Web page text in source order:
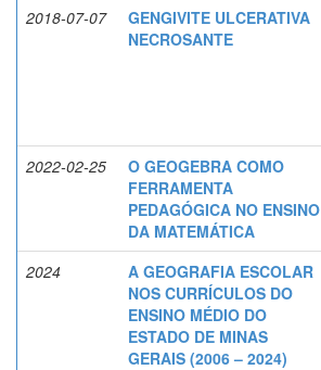
2018-07-07
GENGIVITE ULCERATIVA
NECROSANTE
2022-02-25
O GEOGEBRA COMO
FERRAMENTA
PEDAGÓGICA NO ENSINO
DA MATEMÁTICA
2024
A GEOGRAFIA ESCOLAR
NOS CURRÍCULOS DO
ENSINO MÉDIO DO
ESTADO DE MINAS
GERAIS (2006 – 2024)